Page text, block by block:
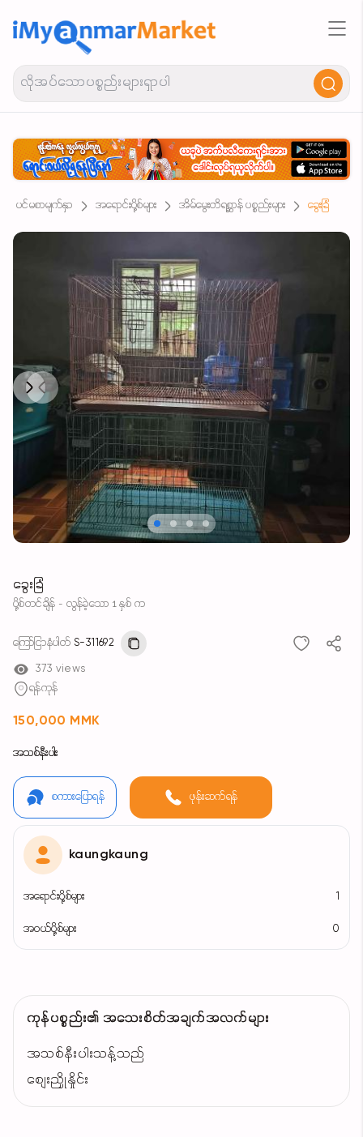
ပင်မစာမျက်နှာ အရောင်းပို့စ်များ အိမ်မွေးတိရစ္ဆာန် ပစ္စည်းများ ခွေးခြံ
Previous
Next
ခွေးခြံ
ပို့စ်တင်ချိန် - လွန်ခဲ့သော 1 နှစ် က
ကြော်ငြာနံပါတ် S-311692
373 views
ရန်ကုန်
150,000 MMK
အသစ်နီးပါး
စကားပြောရန် ဖုန်းဆက်ရန်
kaungkaung
အရောင်းပို့စ်များ
အဝယ်ပို့စ်များ 0
ကုန်ပစ္စည်း၏ အသေးစိတ်အချက်အလက်များ
အသစ်နီးပါးသန့်သည်
စျေးညှိုနှိုင်း